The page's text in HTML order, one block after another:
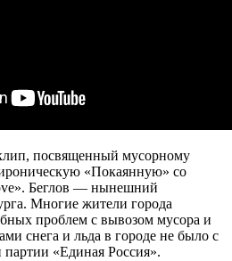
посвященный мусорному
«Покаянную» со
Беглов — нынешний
Многие жители города
проблем с вывозом мусора и
снега и льда в городе не было с
«Единая Россия».